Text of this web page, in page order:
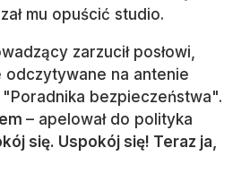
mu opuścić studio.
zarzucił posłowi,
odczytywane na antenie
bezpieczeństwa".
– apelował do polityka
się. Uspokój się! Teraz ja,